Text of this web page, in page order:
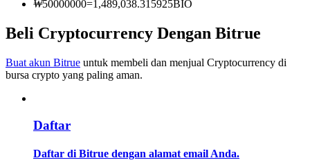
Analisis data besar termasuk info perdagangan, dll.
₩50000000=1,489,038.315925BIO
Beli Cryptocurrency Dengan Bitrue
Buat akun Bitrue untuk membeli dan menjual Cryptocurrency di
bursa crypto yang paling aman.
Daftar
Daftar di Bitrue dengan alamat email Anda.